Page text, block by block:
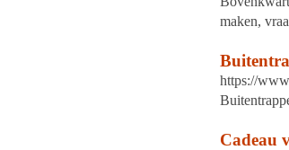
maken,
https://
Cadeau